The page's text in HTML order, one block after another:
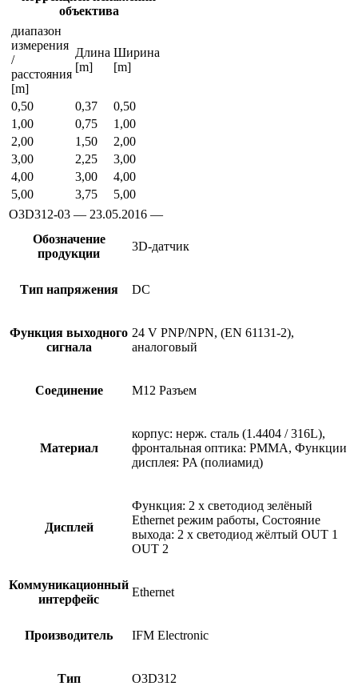
объектива
диапазон
измерения
/
расстояния
[m]
Длина
[m]
Ширина
[m]
0,50 0,37
0,50
1,00
0,75
1,00
2,00
1,50
2,00
3,00
2,25
3,00
4,00
3,00
4,00
5,00
3,75
5,00
O3D312-03 — 23.05.2016 —
Обозначение
продукции
3D-датчик
Тип напряжения DC
Функция выходного
сигнала
24 V PNP/NPN, (EN 61131-2),
аналоговый
Соединение M12 Разъем
Материал
корпус: нерж. сталь (1.4404 / 316L),
фронтальная оптика: PMMA, Функции
дисплея: PA (полиамид)
Дисплей
Функция: 2 x светодиод зелёный
Ethernet режим работы, Состояние
выхода: 2 x светодиод жёлтый OUT 1
OUT 2
Коммуникационный
интерфейс
Ethernet
Производитель IFM Electronic
Тип O3D312